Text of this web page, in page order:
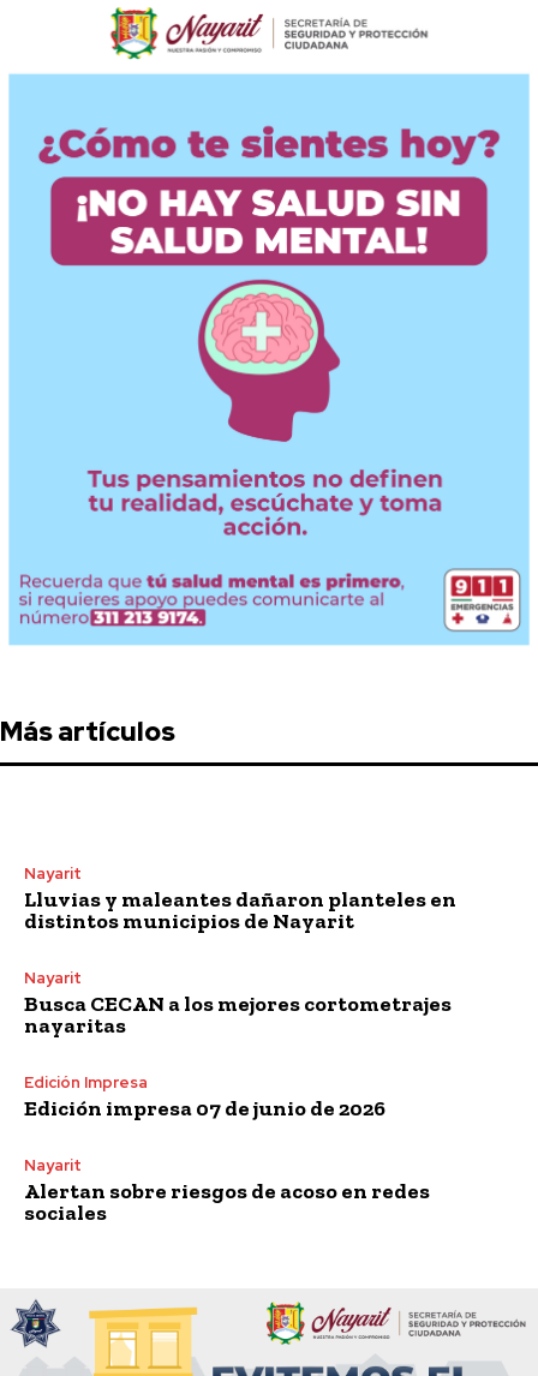
Más artículos
Nayarit
Lluvias y maleantes dañaron planteles en
distintos municipios de Nayarit
Nayarit
Busca CECAN a los mejores cortometrajes
nayaritas
Edición Impresa
Edición impresa 07 de junio de 2026
Nayarit
Alertan sobre riesgos de acoso en redes
sociales